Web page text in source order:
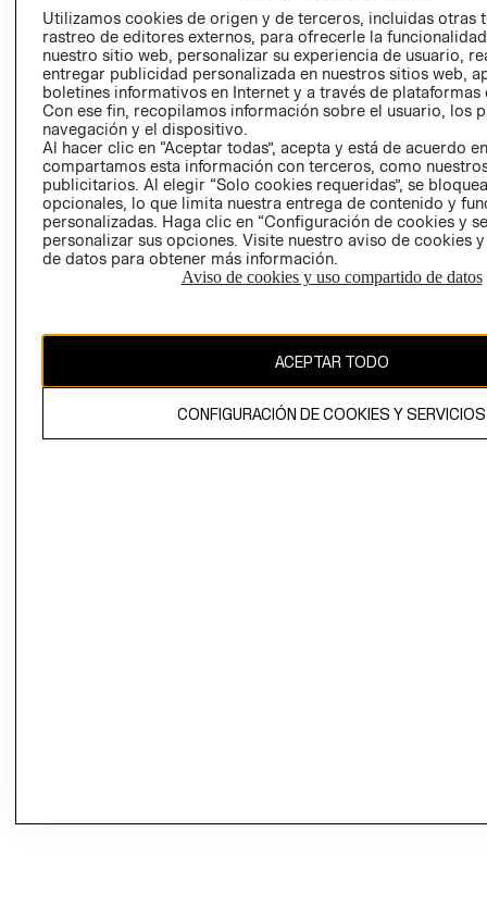
PETICIONES
QUEJAS Y
RECLAMOS
Colombia ($)
CAMBIAR REGIÓN
El contenido de esta página web está protegido por copyright y es
propiedad de H&M Hennes & Mauritz AB.
Utilizamos cookies de origen y de terceros, incluidas otras
rastreo de editores externos, para ofrecerle la
nuestro sitio web, personalizar su experiencia de usuario,
entregar publicidad personalizada en nuestros sitios web,
boletines informativos en Internet y a través de plataformas
Con ese fin, recopilamos información sobre el usuario, los
navegación y el dispositivo.
Al hacer clic en “Aceptar todas”, acepta y está de acuerdo
compartamos esta información con terceros, como
publicitarios. Al elegir “Solo cookies requeridas”, se
opcionales, lo que limita nuestra entrega de contenido y
personalizadas. Haga clic en “Configuración de cookies y
personalizar sus opciones. Visite nuestro aviso de cookies
de datos para obtener más información.
Aviso de cookies y uso compartido de datos
ACEPTAR TODO
CONFIGURACIÓN DE COOKIES Y SERVICIOS